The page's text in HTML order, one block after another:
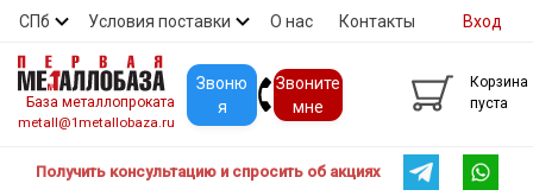
СПб Условия поставки О нас Контакты
Скидки Прайс Покупателям
Вход
База металлопроката
metall@1metallobaza.ru
Звоню
я
Звоните
мне
Корзина
пуста
Получить консультацию и спросить об акциях